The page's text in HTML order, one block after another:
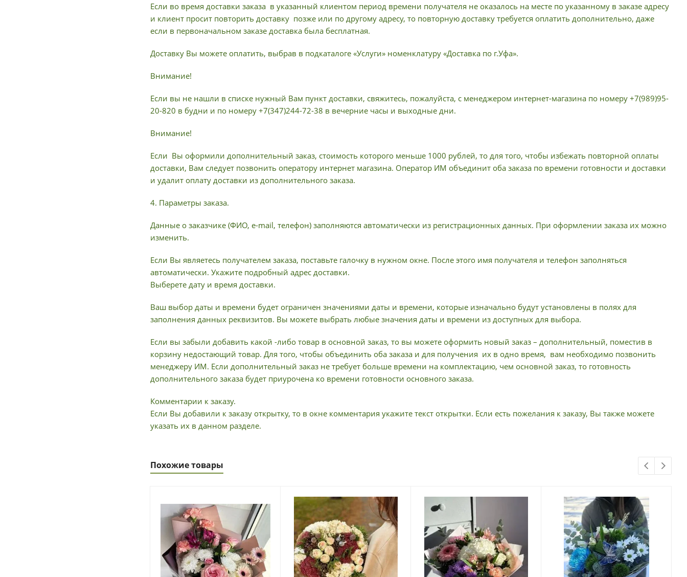
Если во время доставки заказа в указанный клиентом период времени получателя не оказалось на месте по указанному в заказе адресу
и клиент просит повторить доставку позже или по другому адресу, то повторную доставку требуется оплатить дополнительно, даже
если в первоначальном заказе доставка была бесплатная.
Доставку Вы можете оплатить, выбрав в подкаталоге «Услуги» номенклатуру «Доставка по г.Уфа».
Внимание!
Если вы не нашли в списке нужный Вам пункт доставки, свяжитесь, пожалуйста, с менеджером интернет-магазина по номеру +7(989)95-
20-820 в будни и по номеру +7(347)244-72-38 в вечерние часы и выходные дни.
Внимание!
Если Вы оформили дополнительный заказ, стоимость которого меньше 1000 рублей, то для того, чтобы избежать повторной оплаты
доставки, Вам следует позвонить оператору интернет магазина. Оператор ИМ объединит оба заказа по времени готовности и доставки
и удалит оплату доставки из дополнительного заказа.
4. Параметры заказа.
Данные о заказчике (ФИО, e-mail, телефон) заполняются автоматически из регистрационных данных. При оформлении заказа их можно
изменить.
Если Вы являетесь получателем заказа, поставьте галочку в нужном окне. После этого имя получателя и телефон заполняться
автоматически. Укажите подробный адрес доставки.
Выберете дату и время доставки.
Ваш выбор даты и времени будет ограничен значениями даты и времени, которые изначально будут установлены в полях для
заполнения данных реквизитов. Вы можете выбрать любые значения даты и времени из доступных для выбора.
Если вы забыли добавить какой -либо товар в основной заказ, то вы можете оформить новый заказ – дополнительный, поместив в
корзину недостающий товар. Для того, чтобы объединить оба заказа и для получения их в одно время, вам необходимо позвонить
менеджеру ИМ. Если дополнительный заказ не требует больше времени на комплектацию, чем основной заказ, то готовность
дополнительного заказа будет приурочена ко времени готовности основного заказа.
Комментарии к заказу.
Если Вы добавили к заказу открытку, то в окне комментария укажите текст открытки. Если есть пожелания к заказу, Вы также можете
указать их в данном разделе.
Похожие товары